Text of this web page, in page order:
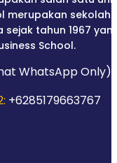
merupakan sekolah
tahun 1967
School.
WhatsApp Only):
+6285179663767